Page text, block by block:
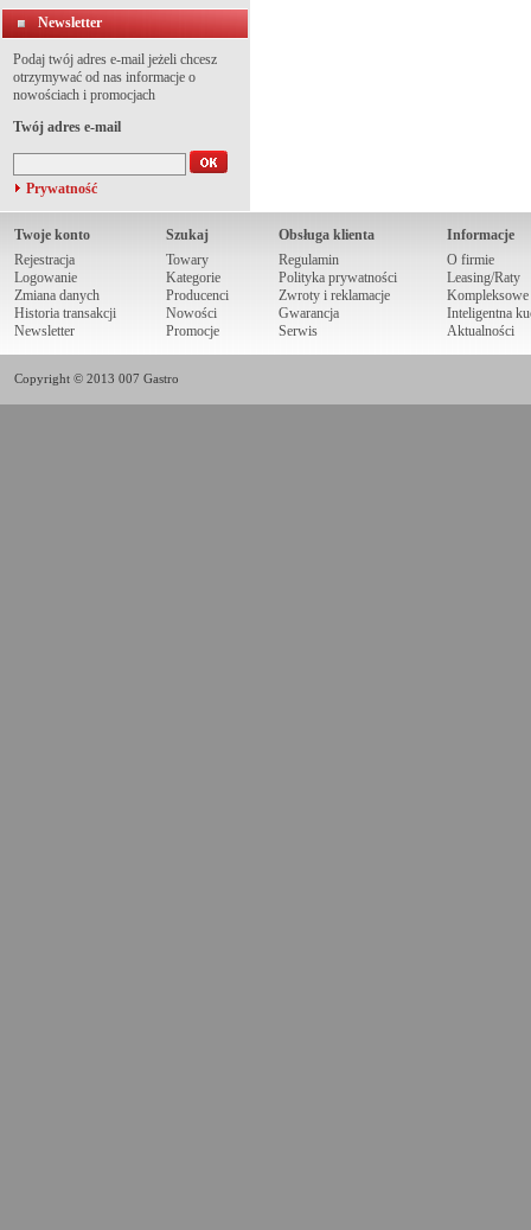
Newsletter
Podaj twój adres e-mail jeżeli chcesz
otrzymywać od nas informacje o
nowościach i promocjach
Twój adres e-mail
Prywatność
Twoje konto
Rejestracja
Logowanie
Zmiana danych
Historia transakcji
Newsletter
Szukaj
Towary
Kategorie
Producenci
Nowości
Promocje
Obsługa klienta
Regulamin
Polityka prywatności
Zwroty i reklamacje
Gwarancja
Serwis
Informacje
O firmie
Leasing/Raty
Kompleksowe
Inteligentna
Aktualności
Copyright © 2013 007 Gastro